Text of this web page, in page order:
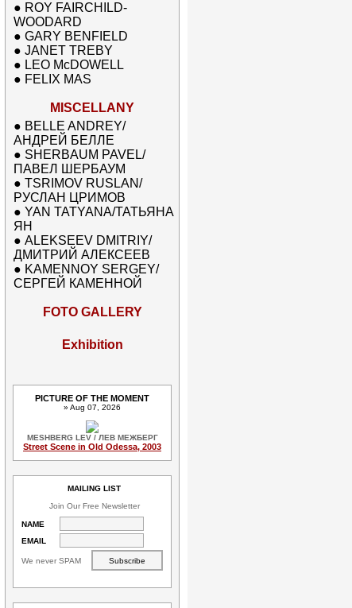
● ROY FAIRCHILD-
WOODARD
● GARY BENFIELD
● JANET TREBY
● LEO McDOWELL
● FELIX MAS
MISCELLANY
● BELLE ANDREY/
АНДРЕЙ БЕЛЛЕ
● SHERBAUM PAVEL/
ПАВЕЛ ШЕРБАУМ
● TSRIMOV RUSLAN/
РУСЛАН ЦРИМОВ
● YAN TATYANA/ТАТЬЯНА
ЯН
● ALEKSEEV DMITRIY/
ДМИТРИЙ АЛЕКСЕЕВ
● KAMENNOY SERGEY/
СЕРГЕЙ КАМЕННОЙ
FOTO GALLERY
Exhibition
PICTURE OF THE MOMENT
» Aug 07, 2026
MESHBERG LEV / ЛЕВ МЕЖБЕРГ
Street Scene in Old Odessa, 2003
MAILING LIST
Join Our Free Newsletter
NAME
EMAIL
We never SPAM